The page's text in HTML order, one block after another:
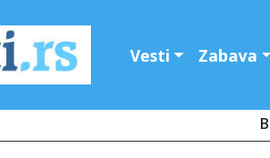
Vesti Zabava